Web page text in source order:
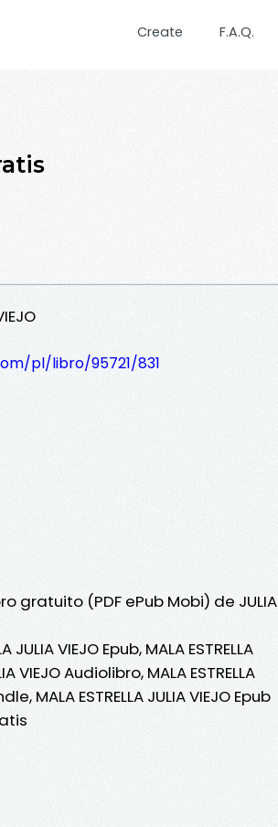
Create F.A.Q.
pl/libro/95721/831
gratuito (PDF ePub Mobi) de JULIA
JULIA VIEJO Epub, MALA ESTRELLA
VIEJO Audiolibro, MALA ESTRELLA
MALA ESTRELLA JULIA VIEJO Epub